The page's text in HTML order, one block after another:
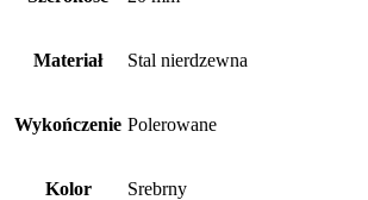
Materiał Stal nierdzewna
Wykończenie Polerowane
Kolor Srebrny